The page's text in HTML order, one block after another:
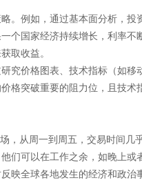
。例如，通过基本面分析，
个国家经济持续增长，利率
取收益。
究价格图表、技术指标（如
格突破重要的阻力位，且技
，从周一到周五，交易时间几
们可以在工作之余，如晚上
映全球各地发生的经济和政